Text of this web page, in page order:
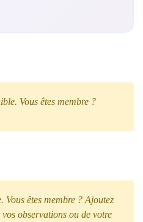
Vous êtes membre ?
êtes membre ? Ajoutez
observations ou de votre